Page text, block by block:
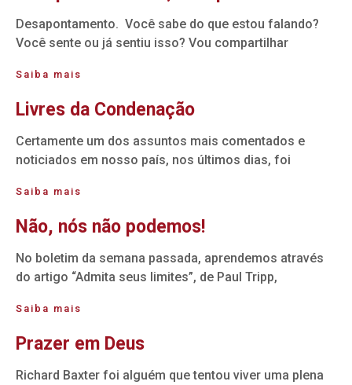
Desapontamento. Você sabe do que estou falando?
Você sente ou já sentiu isso? Vou compartilhar
Saiba mais
Livres da Condenação
Certamente um dos assuntos mais comentados e
noticiados em nosso país, nos últimos dias, foi
Saiba mais
Não, nós não podemos!
No boletim da semana passada, aprendemos através
do artigo “Admita seus limites”, de Paul Tripp,
Saiba mais
Prazer em Deus
Richard Baxter foi alguém que tentou viver uma plena